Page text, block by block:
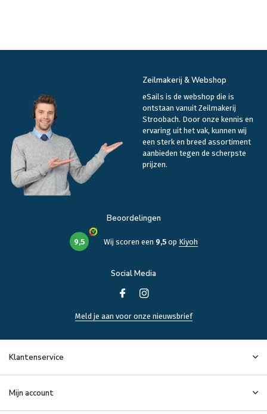
Zeilmakerij & Webshop
eSails is de webshop die is
ontstaan vanuit Zeilmakerij
Stroobach. Door onze kennis en
ervaring uit het vak, kunnen wij
een sterk en breed assortiment
aanbieden tegen de scherpste
prijzen.
Beoordelingen
9,5 Wij scoren een 9,5op Kiyoh
Social Media
Meld je aan voor onze nieuwsbrief
Klantenservice
Mijn account